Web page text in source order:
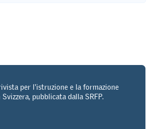
per l'istruzione e la formazione
pubblicata dalla SRFP.